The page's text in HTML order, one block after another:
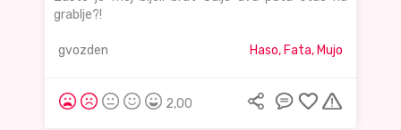
grablje?!
gvozden Haso, Fata, Mujo
2,00